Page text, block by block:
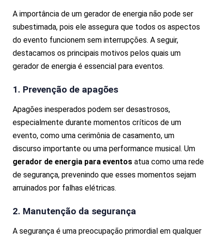
A importância de um gerador de energia não pode ser
subestimada, pois ele assegura que todos os aspectos
do evento funcionem sem interrupções. A seguir,
destacamos os principais motivos pelos quais um
gerador de energia é essencial para eventos.
1. Prevenção de apagões
Apagões inesperados podem ser desastrosos,
especialmente durante momentos críticos de um
evento, como uma cerimônia de casamento, um
discurso importante ou uma performance musical. Um
gerador de energia para eventos atua como uma rede
de segurança, prevenindo que esses momentos sejam
arruinados por falhas elétricas.
2. Manutenção da segurança
A segurança é uma preocupação primordial em qualquer